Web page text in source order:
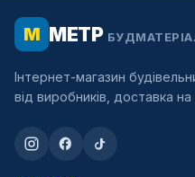
М МЕТР
Інтернет-магазин
від виробників, доставка